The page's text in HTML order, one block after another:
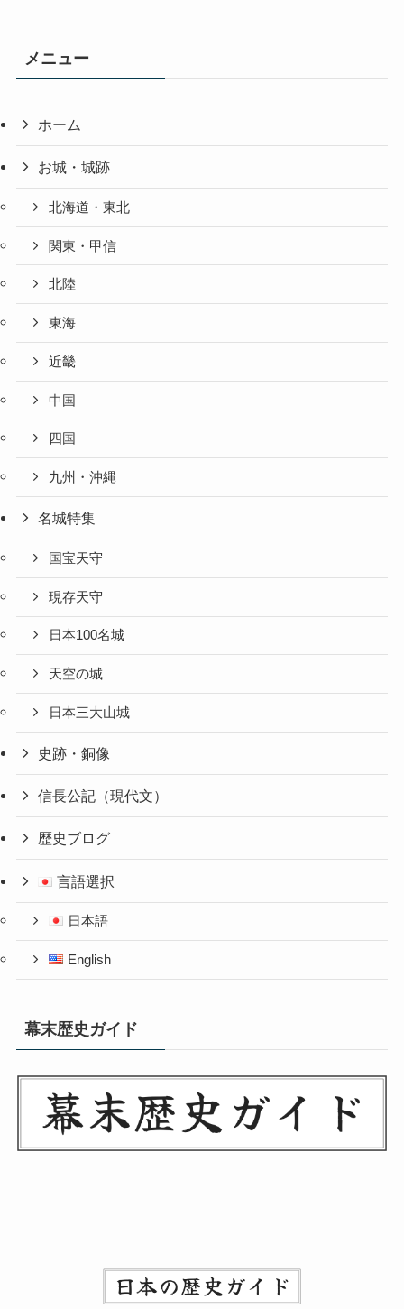
メニュー
ホーム
お城・城跡
北海道・東北
関東・甲信
北陸
東海
近畿
中国
四国
九州・沖縄
名城特集
国宝天守
現存天守
日本100名城
天空の城
日本三大山城
史跡・銅像
信長公記（現代文）
歴史ブログ
言語選択
日本語
English
幕末歴史ガイド